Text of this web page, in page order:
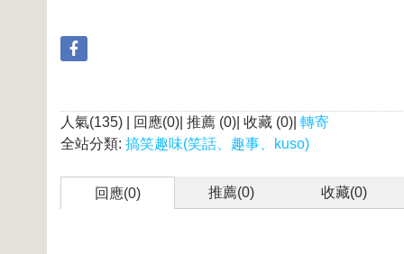
人氣(135) | 回應(0)| 推薦 (0)| 收藏 (0)| 轉寄
全站分類: 搞笑趣味(笑話、趣事、kuso)
回應(0) 推薦(0) 收藏(0)